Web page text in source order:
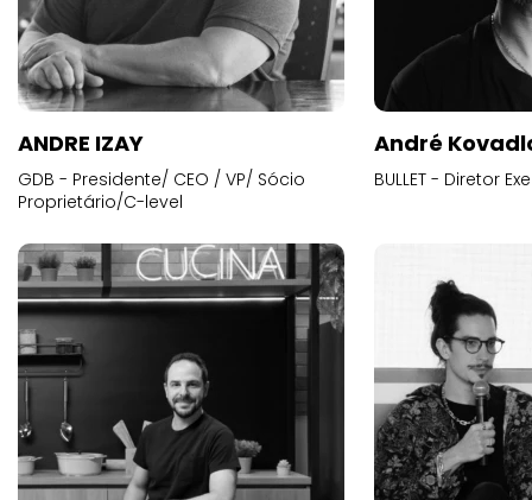
ANDRE IZAY
GDB - Presidente/ CEO / VP/ Sócio
Proprietário/C-level
André
BULLET - Diretor